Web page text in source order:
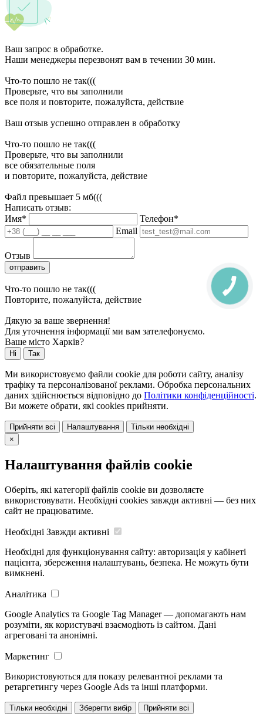
Ваш запрос в обработке.
Наши менеджеры перезвонят вам в течении 30 мин.
Что-то пошло не так(((
Проверьте, что вы заполнили
все поля и повторите, пожалуйста, действие
Ваш отзыв успешно отправлен в обработку
Что-то пошло не так(((
Проверьте, что вы заполнили
все обязательные поля
и повторите, пожалуйста, действие
Файл превышает 5 мб(((
Написать отзыв:
Имя*
Телефон*
Email
Отзыв
отправить
Что-то пошло не так(((
Повторите, пожалуйста, действие
Дякую за ваше звернення!
Для уточнення інформації ми вам зателефонуємо.
Ваше місто Харків?
Ні Так
Ми використовуємо файли cookie для роботи сайту, аналізу
трафіку та персоналізованої реклами. Обробка персональних
даних здійснюється відповідно до Політики конфіденційності.
Ви можете обрати, які cookies прийняти.
Прийняти всі Налаштування
Тільки необхідні
×
Налаштування файлів cookie
Оберіть, які категорії файлів cookie ви дозволяєте
використовувати. Необхідні cookies завжди активні — без них
сайт не працюватиме.
Необхідні Завжди активні
Необхідні для функціонування сайту: авторизація у кабінеті
пацієнта, збереження налаштувань, безпека. Не можуть бути
вимкнені.
Аналітика
Google Analytics та Google Tag Manager — допомагають нам
розуміти, як користувачі взаємодіють із сайтом. Дані
агреговані та анонімні.
Маркетинг
Використовуються для показу релевантної реклами та
ретаргетингу через Google Ads та інші платформи.
Тільки необхідні Зберегти вибір Прийняти всі